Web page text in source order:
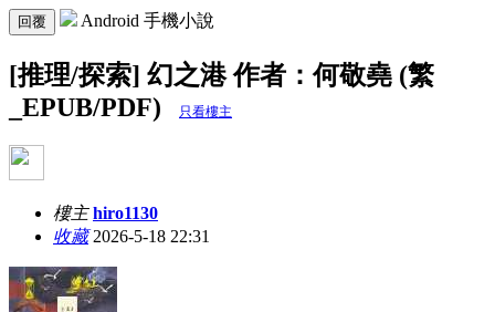
回覆 Android 手機小說
[推理/探索] 幻之港 作者：何敬堯 (繁
_EPUB/PDF)
只看樓主
樓主 hiro1130
收藏2026-5-18 22:31